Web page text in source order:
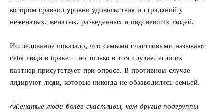
котором сравнил уровни удовольствия и страданий у
неженатых, женатых, разведенных и овдовевших людей.
Исследование показало, что самыми счастливыми называют
себя люди в браке – но только в том случае, если их
партнер присутствует при опросе. В противном случае
лидируют люди, которые никогда не обзаводились семьей.
«Женатые люди более счастливы, чем другие подгруппы